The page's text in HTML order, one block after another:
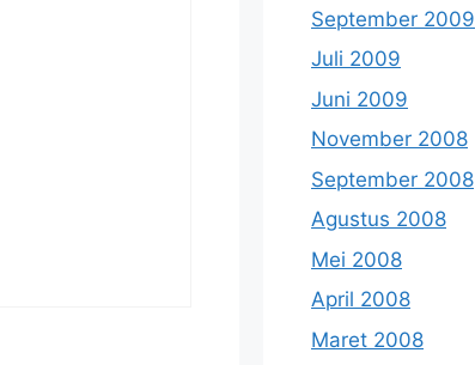
September 2009
Juli 2009
Juni 2009
November 2008
September 2008
Agustus 2008
Mei 2008
April 2008
Maret 2008